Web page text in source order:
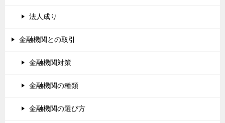
法人成り
金融機関との取引
金融機関対策
金融機関の種類
金融機関の選び方